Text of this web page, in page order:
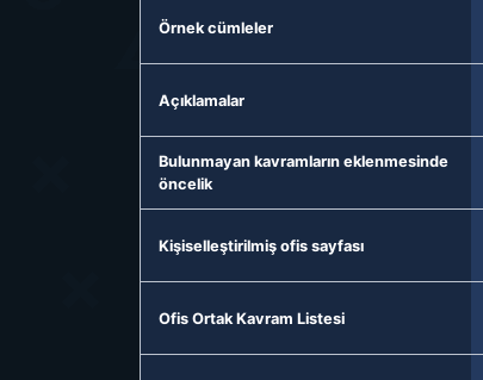
Örnek cümleler
Açıklamalar
Bulunmayan kavramların eklenmesinde
öncelik
Kişiselleştirilmiş ofis sayfası
Ofis Ortak Kavram Listesi